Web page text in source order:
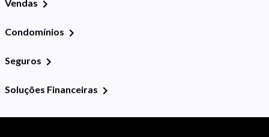
Vendas
Condomínios
Seguros
Soluções Financeiras